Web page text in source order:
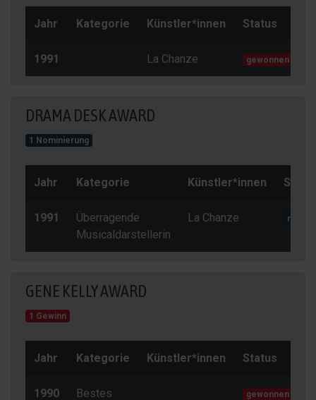
Jahr Kategorie Künstler*innen Status
1991 La Chanze gewonnen
DRAMA DESK AWARD
1 Nominierung
Jahr Kategorie Künstler*innen
1991
Überragende
Musicaldarstellerin
La Chanze
GENE KELLY AWARD
1 Gewinn
Jahr Kategorie Künstler*innen Status
1990 Bestes gewonnen